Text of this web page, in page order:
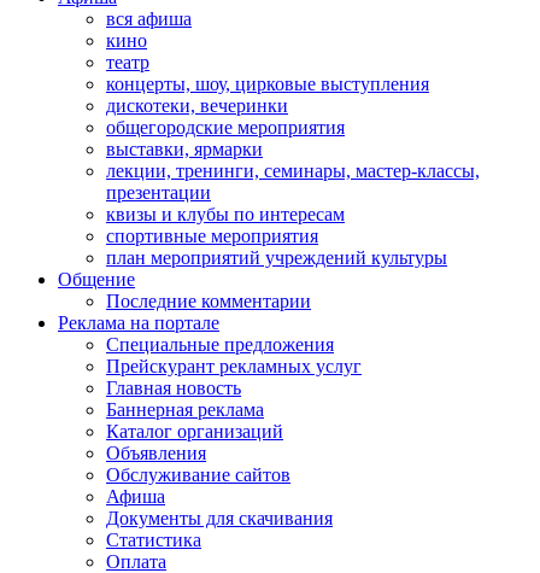
вся афиша
кино
театр
концерты, шоу, цирковые выступления
дискотеки, вечеринки
общегородские мероприятия
выставки, ярмарки
лекции, тренинги, семинары, мастер-классы,
презентации
квизы и клубы по интересам
спортивные мероприятия
план мероприятий учреждений культуры
Общение
Последние комментарии
Реклама на портале
Специальные предложения
Прейскурант рекламных услуг
Главная новость
Баннерная реклама
Каталог организаций
Объявления
Обслуживание сайтов
Афиша
Документы для скачивания
Статистика
Оплата